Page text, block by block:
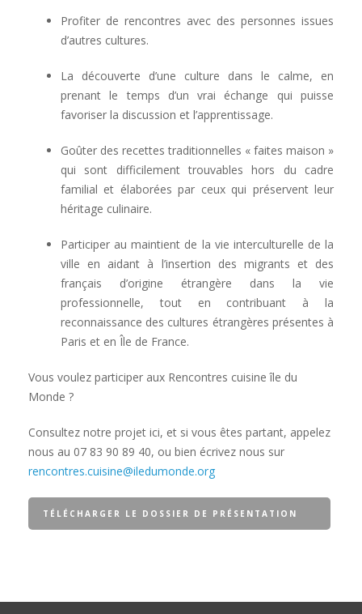
Profiter de rencontres avec des personnes issues
d’autres cultures.
La découverte d’une culture dans le calme, en
prenant le temps d’un vrai échange qui puisse
favoriser la discussion et l’apprentissage.
Goûter des recettes traditionnelles « faites maison »
qui sont difficilement trouvables hors du cadre
familial et élaborées par ceux qui préservent leur
héritage culinaire.
Participer au maintient de la vie interculturelle de la
ville en aidant à l’insertion des migrants et des
français d’origine étrangère dans la vie
professionnelle, tout en contribuant à la
reconnaissance des cultures étrangères présentes à
Paris et en Île de France.
Vous voulez participer aux Rencontres cuisine île du
Monde ?
Consultez notre projet ici, et si vous êtes partant, appelez
nous au 07 83 90 89 40, ou bien écrivez nous sur
rencontres.cuisine@iledumonde.org
TÉLÉCHARGER LE DOSSIER DE PRÉSENTATION